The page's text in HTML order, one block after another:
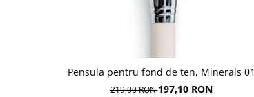
Pensula pentru fond de ten, Minerals 01
219,00 RON197,10 RON